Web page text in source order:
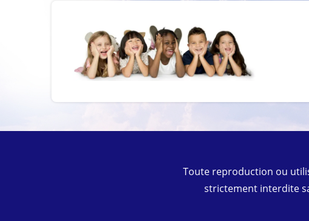
Toute reproduction ou
strictement interdite